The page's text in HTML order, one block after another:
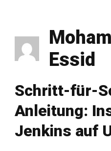
Essid
Schritt-für-
Anleitung:
Jenkins auf